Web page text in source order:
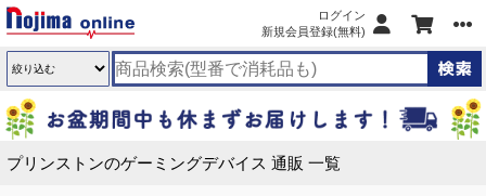
ログイン
新規会員登録(無料)
プリンストンのゲーミングデバイス 通販 一覧